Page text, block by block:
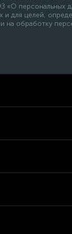
«О персональных
и для целей,
на обработку